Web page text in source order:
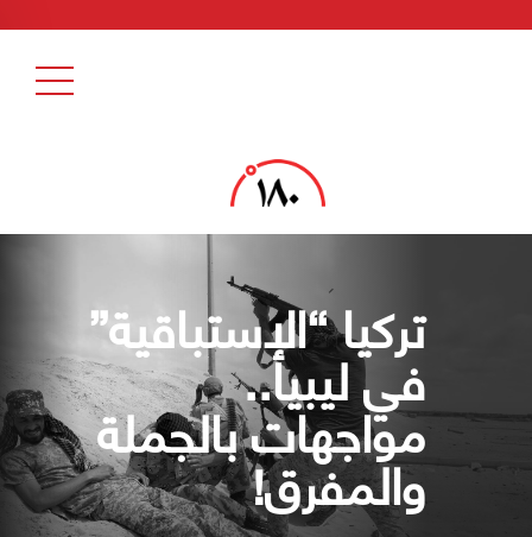
تركيا “الإستباقية”
في ليبيا..
مواجهات بالجملة
والمفرق!